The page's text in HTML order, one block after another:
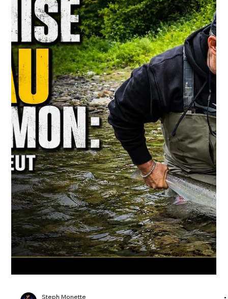
La prospection : la base de toute
chasse réussie au chevreuil et à
l'orignal
Qu'il s'agisse de chasser le chevreuil ou l'orignal, une chose
demeure vraie : le succès commence bien avant l'ouverture
de la saison. Les meilleurs chasseurs ne comptent pas
uniquement sur la chance. Ils consacrent des heures à
observer, analyser et comprendre leur territoire. C'est ce qu'on
appelle la prospection. La prospection consiste à recueillir
toutes les informations possibles sur un secteur afin de savoir
où vivent les animaux, où ils se nourrissent, où ils se dépla